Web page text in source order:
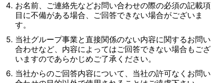
お名前、ご連絡先などお問い合わせの際の必須の記載項
目に不備がある場合、ご回答できない場合がございま
す。
当社グループ事業と直接関係のない内容に関するお問い
合わせなど、内容によってはご回答できない場合もござ
いますのであらかじめご了承ください。
当社からのご回答内容について、当社の許可なくお問い